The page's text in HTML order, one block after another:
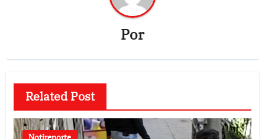
Por
Related Post
Notireporte